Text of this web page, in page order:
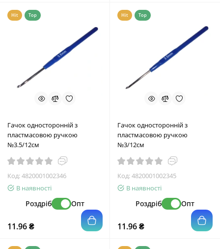
Hit Top
Гачок односторонній з
пластмасовою ручкою
№3.5/12см
Код:4820001002346
В наявності
Роздріб Опт
11.96 ₴
Hit Top
Гачок односторонній з
пластмасовою ручкою
№3/12см
Код:4820001002345
В наявності
Роздріб Опт
11.96 ₴